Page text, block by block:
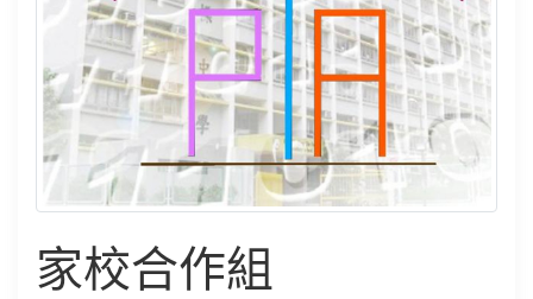
家校合作組